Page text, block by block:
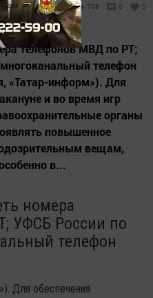
- 12:09 708 0 0
телефонов МВД по РТ;
телефон
«Татар-информ»). Для
и во время игр
органы
повышенное
вещам,
в...
номера
УФСБ России по
телефон
Для обеспечения